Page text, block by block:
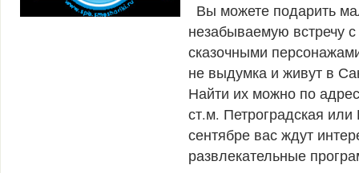
Вы можете подарить
незабываемую встречу
сказочными
не выдумка и живут в
Найти их можно по
ст.м. Петроградская или
сентябре вас ждут
развлекательные